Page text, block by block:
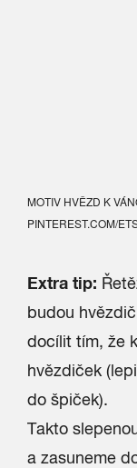
MOTIV HVĚZD K
PINTEREST.COM/
Extra tip:
budou
docílit tím, že
hvězdiček
do špiček).
Takto
a zasuneme